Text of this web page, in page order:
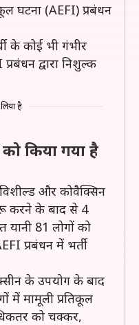
घटना (AEFI) प्रबंधन
के कोई भी गंभीर
द्वारा निशुल्क
है
किया गया है
और कोवैक्सिन
करने के बाद से 4
81 लोगों को
प्रबंधन में भर्ती
के उपयोग के बाद
में मामूली प्रतिकूल
को चक्कर,